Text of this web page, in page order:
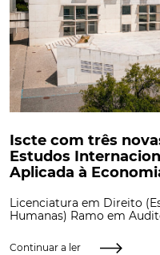
Iscte com três
Estudos
Aplicada à
Licenciatura em Direito
Humanas) Ramo em
Continuar a ler